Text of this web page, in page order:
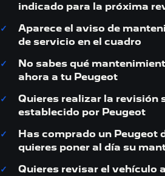
indicado para la próxima
Aparece el aviso de
de servicio en el cuadro
No sabes qué
ahora a tu Peugeot
Quieres realizar la revisión
establecido por Peugeot
Has comprado un Peugeot
quieres poner al día su
Quieres revisar el vehículo